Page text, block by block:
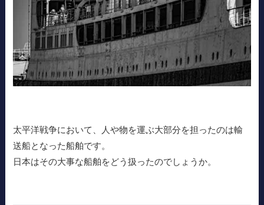
太平洋戦争において、人や物を運ぶ大部分を担ったのは輸
送船となった船舶です。
日本はその大事な船舶をどう扱ったのでしょうか。